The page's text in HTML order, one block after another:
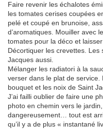
Faire revenir les échalotes
les tomates cerises coupées
pelé et coupé en brunoise,
d’aromatiques. Mouiller avec
tomates pour la déco et
Décortiquer les crevettes. Les
Jacques aussi.
Mélanger les radiatori à la
verser dans le plat de
bouquet et les noix de Saint
J’ai failli oublier de faire une
photo en chemin vers le
dangereusement… tout est
qu’il y a de plus « instantané